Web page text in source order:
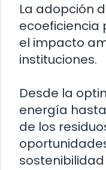
La adopción
ecoeficiencia
el impacto
instituciones.
Desde la
energía
de los